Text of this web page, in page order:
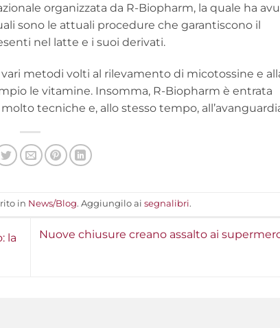
organizzata da R-Biopharm, la quale ha
sono le attuali procedure che garantiscono il
nel latte e i suoi derivati.
metodi volti al rilevamento di micotossine e
le vitamine. Insomma, R-Biopharm è entrata
tecniche e, allo stesso tempo,
in News/Blog. Aggiungilo ai segnalibri.
la
Nuove chiusure creano assalto ai